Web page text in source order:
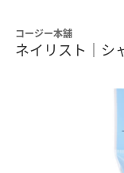
コージー本舗
ネイリスト｜シ